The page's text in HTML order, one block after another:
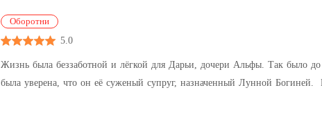
Оборотни
5.0
Жизнь была беззаботной и лёгкой для Дарьи, дочери Альфы. Так было
была уверена, что он её суженый супруг, назначенный Лунной